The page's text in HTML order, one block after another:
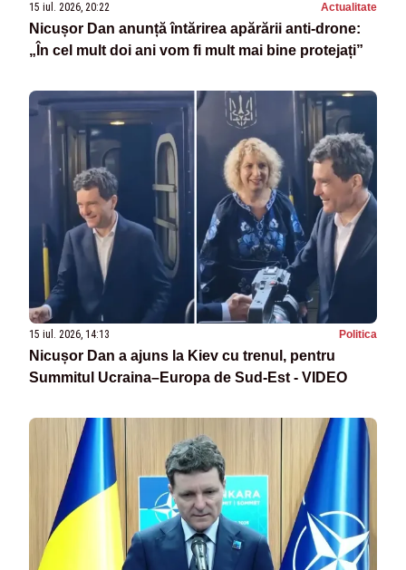
15 iul. 2026, 20:22 Actualitate
Nicușor Dan anunță întărirea apărării anti-drone:
„În cel mult doi ani vom fi mult mai bine protejați”
15 iul. 2026, 14:13 Politica
Nicușor Dan a ajuns la Kiev cu trenul, pentru
Summitul Ucraina–Europa de Sud-Est - VIDEO